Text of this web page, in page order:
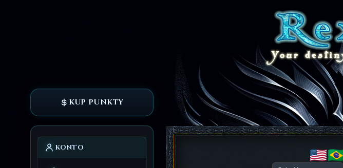
KUP PUNKTY
KONTO